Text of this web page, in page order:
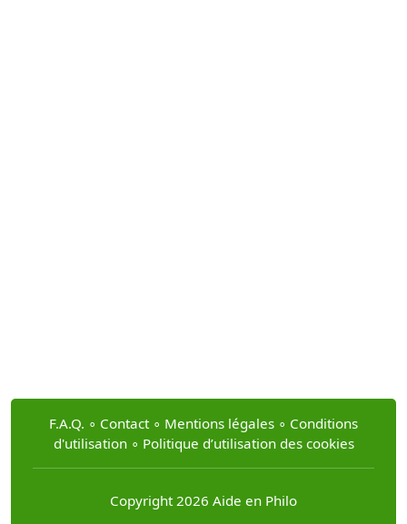
F.A.Q. ∘ Contact ∘ Mentions légales ∘ Conditions
d'utilisation∘ Politique d’utilisation des cookies
Copyright 2026 Aide en Philo